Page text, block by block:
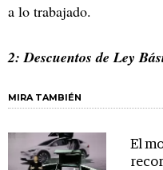
a lo trabajado.
2: Descuentos de Ley
MIRA TAMBIÉN
El